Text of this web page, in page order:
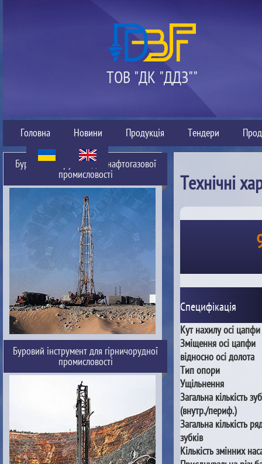
ТОВ "ДК "ДДЗ""
Головна Новини Продукція Тендери
Буровий інструмент для нафтогазової
промисловості
Буровий інструмент для гірничорудної
промисловості
Технічні
Специфікація
Кут нахилу осі цапфи
Зміщення осі цапфи
відносно осі долота
Тип опори
Ущільнення
Загальна кількість
(внутр./периф.)
Загальна кількість
зубків
Кількість змінних